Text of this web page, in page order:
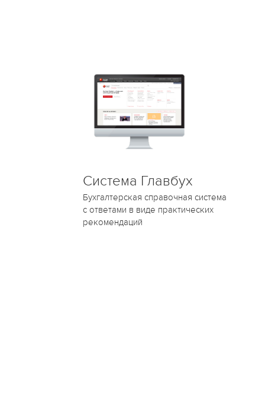
Система Главбух
Бухгалтерская справочная система
с ответами в виде практических
рекомендаций